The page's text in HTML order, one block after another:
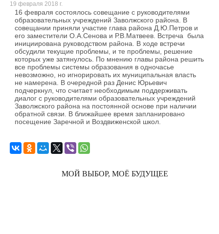
19 февраля 2018 г.
16 февраля состоялось совещание с руководителями
образовательных учреждений Заволжского района. В
совещании приняли участие глава района Д.Ю.Петров и
его заместители О.А.Сенова и Р.В.Матвеев. Встреча была
инициирована руководством района. В ходе встречи
обсудили текущие проблемы, и те проблемы, решение
которых уже затянулось. По мнению главы района решить
все проблемы системы образования в одночасье
невозможно, но игнорировать их муниципальная власть
не намерена. В очередной раз Денис Юрьевич
подчеркнул, что считает необходимым поддерживать
диалог с руководителями образовательных учреждений
Заволжского района на постоянной основе при наличии
обратной связи. В ближайшее время запланировано
посещение Заречной и Воздвиженской школ.
МОЙ ВЫБОР, МОЁ БУДУЩЕЕ